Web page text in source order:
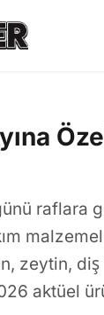
raflara
zeytin,
aktüel